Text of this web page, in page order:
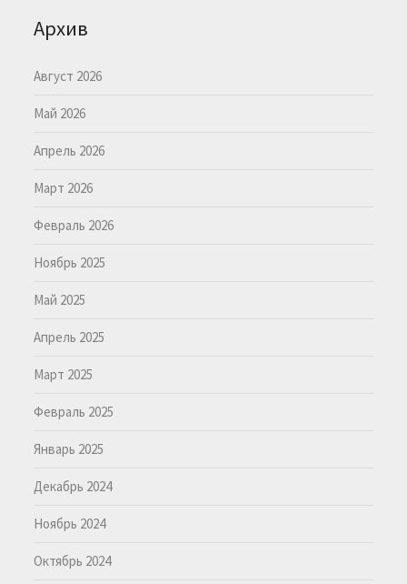
Архив
Август 2026
Май 2026
Апрель 2026
Март 2026
Февраль 2026
Ноябрь 2025
Май 2025
Апрель 2025
Март 2025
Февраль 2025
Январь 2025
Декабрь 2024
Ноябрь 2024
Октябрь 2024